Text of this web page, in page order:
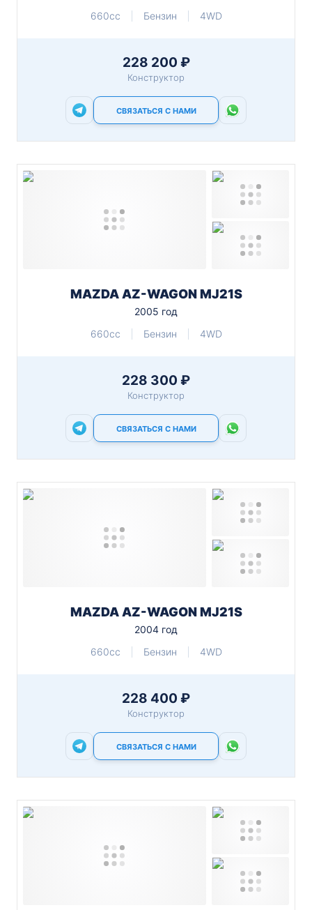
660cc
Бензин 4WD
228 200 ₽
Конструктор
СВЯЗАТЬСЯ С НАМИ
MAZDA AZ-WAGON MJ21S
2005 год
660cc
Бензин 4WD
228 300 ₽
Конструктор
СВЯЗАТЬСЯ С НАМИ
MAZDA AZ-WAGON MJ21S
2004 год
660cc
Бензин 4WD
228 400 ₽
Конструктор
СВЯЗАТЬСЯ С НАМИ